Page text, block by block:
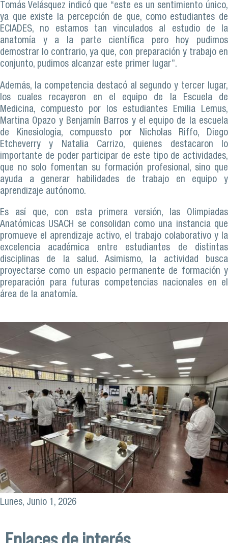
Tomás Velásquez indicó que “este es un sentimiento único,
ya que existe la percepción de que, como estudiantes de
ECIADES, no estamos tan vinculados al estudio de la
anatomía y a la parte científica pero hoy pudimos
demostrar lo contrario, ya que, con preparación y trabajo en
conjunto, pudimos alcanzar este primer lugar”.
Además, la competencia destacó al segundo y tercer lugar,
los cuales recayeron en el equipo de la Escuela de
Medicina, compuesto por los estudiantes Emilia Lemus,
Martina Opazo y Benjamín Barros y el equipo de la escuela
de Kinesiología, compuesto por Nicholas Riffo, Diego
Etcheverry y Natalia Carrizo, quienes destacaron lo
importante de poder participar de este tipo de actividades,
que no solo fomentan su formación profesional, sino que
ayuda a generar habilidades de trabajo en equipo y
aprendizaje autónomo.
Es así que, con esta primera versión, las Olimpiadas
Anatómicas USACH se consolidan como una instancia que
promueve el aprendizaje activo, el trabajo colaborativo y la
excelencia académica entre estudiantes de distintas
disciplinas de la salud. Asimismo, la actividad busca
proyectarse como un espacio permanente de formación y
preparación para futuras competencias nacionales en el
área de la anatomía.
Lunes, Junio 1, 2026